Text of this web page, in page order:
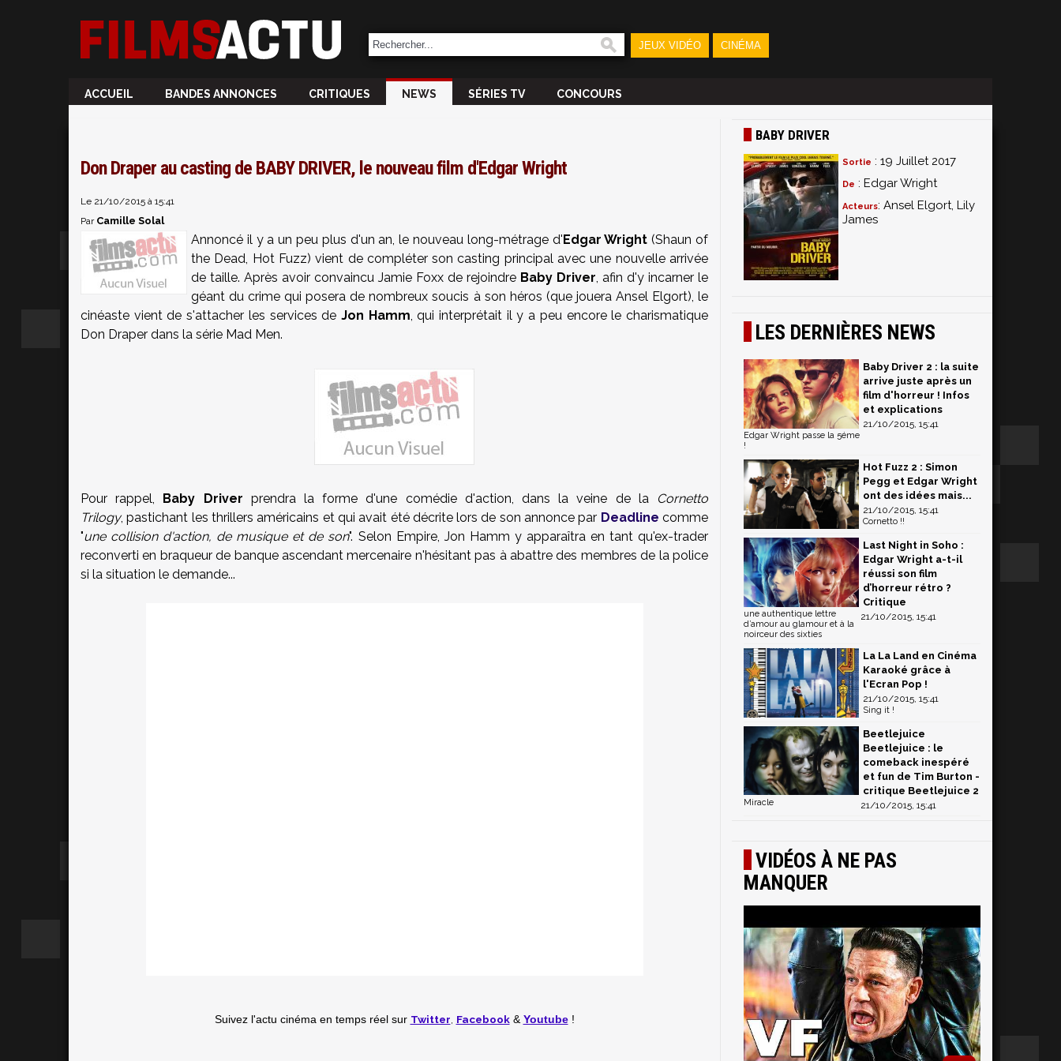
JEUX VIDÉO CINÉMA
ACCUEIL BANDES ANNONCES CRITIQUES NEWS SÉRIES TV CONCOURS
Don Draper au casting de BABY DRIVER, le nouveau film d'Edgar Wright
Le 21/10/2015 à 15:41
Par Camille Solal
Annoncé il y a un peu plus d'un an, le nouveau long-métrage d'Edgar Wright (Shaun of
the Dead, Hot Fuzz) vient de compléter son casting principal avec une nouvelle arrivée
de taille. Après avoir convaincu Jamie Foxx de rejoindre Baby Driver, afin d'y incarner le
géant du crime qui posera de nombreux soucis à son héros (que jouera Ansel Elgort), le
cinéaste vient de s'attacher les services de Jon Hamm, qui interprétait il y a peu encore le charismatique
Don Draper dans la série Mad Men.
Pour rappel, Baby Driver prendra la forme d'une comédie d'action, dans la veine de la
Cornetto
Trilogy, pastichant les thrillers américains et qui avait été décrite lors de son annonce par Deadline comme
"une collision d'action, de musique et de son". Selon Empire, Jon Hamm y apparaîtra en tant qu'ex-trader
reconverti en braqueur de banque ascendant mercenaire n'hésitant pas à abattre des membres de la police
si la situation le demande...
Suivez l'actu cinéma en temps réel sur Twitter Facebook& Youtube!
BABY DRIVER
Sortie : 19 Juillet 2017
De : Edgar Wright
Acteurs: Ansel Elgort, Lily
James
LES DERNIÈRES NEWS
Baby Driver 2 : la suite
arrive juste après un
film d'horreur ! Infos
et explications
21/10/2015, 15:41
Edgar Wright passe la 5éme
!
Hot Fuzz 2 : Simon
Pegg et Edgar Wright
ont des idées mais...
21/10/2015, 15:41
Cornetto !!
Last Night in Soho :
Edgar Wright a-t-il
réussi son film
d’horreur rétro ?
Critique
21/10/2015, 15:41
une authentique lettre
d’amour au glamour et à la
noirceur des sixties
La La Land en Cinéma
Karaoké grâce à
l'Ecran Pop !
21/10/2015, 15:41
Sing it !
Beetlejuice
Beetlejuice : le
comeback inespéré
et fun de Tim Burton -
critique Beetlejuice 2
21/10/2015, 15:41
Miracle
VIDÉOS À NE PAS
MANQUER